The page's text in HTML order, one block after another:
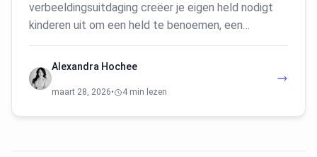
verbeeldingsuitdaging creëer je eigen held nodigt
kinderen uit om een held te benoemen, een…
Alexandra Hochee
maart 28, 2026• 4 min lezen